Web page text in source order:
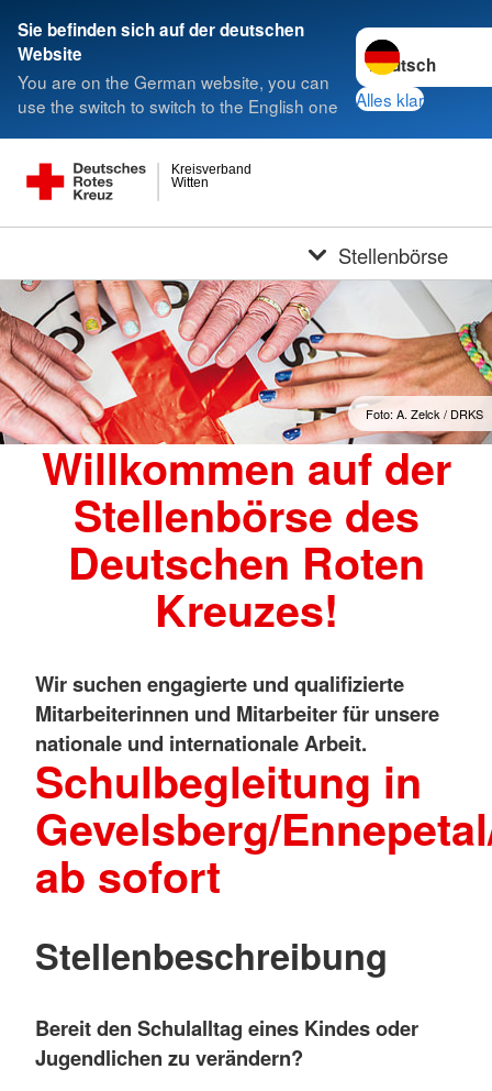
Sie befinden sich auf der deutschen
Website
You are on the German website, you can
use the switch to switch to the English one
Sprache
Alles klar
Witten
Kreisverband
Stellenbörse
Foto: A. Zelck / DRKS
Willkommen auf der
Stellenbörse des
Deutschen Roten
Kreuzes!
Wir suchen engagierte und qualifizierte
Mitarbeiterinnen und Mitarbeiter für unsere
nationale und internationale Arbeit.
Schulbegleitung in
Gevelsberg/
ab sofort
Stellenbeschreibung
Bereit den Schulalltag eines Kindes oder
Jugendlichen zu verändern?